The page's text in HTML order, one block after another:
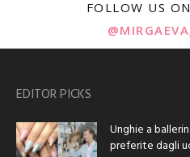
FOLLOW US
EDITOR PICKS
Unghie a
preferite dagli